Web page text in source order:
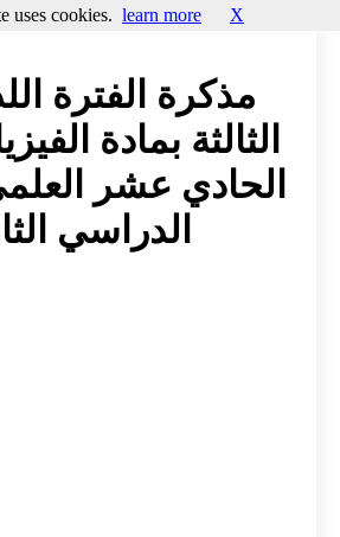
مذكرة الفترة
الثالثة بمادة
الحادي عشر
الدراسي
uses cookies. learn more X